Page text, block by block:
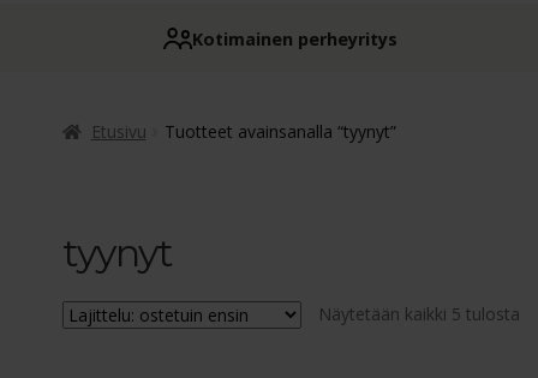
Kotimainen perheyritys
Etusivu Tuotteet avainsanalla “tyynyt”
tyynyt
Näytetään kaikki 5 tulosta